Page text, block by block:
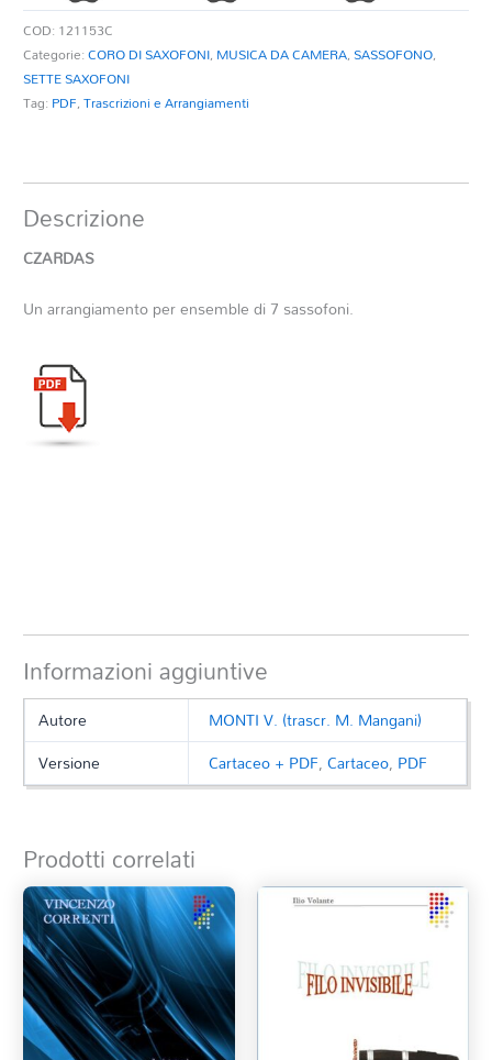
COD: 121153C
Categorie:CORO DI SAXOFONI, MUSICA DA CAMERA,SASSOFONO,
SETTE SAXOFONI
Tag: PDF,Trascrizioni e Arrangiamenti
Descrizione
CZARDAS
Un arrangiamento per ensemble di 7 sassofoni.
Informazioni aggiuntive
Autore
MONTI V. (trascr. M. Mangani)
Versione
Cartaceo + PDF,Cartaceo, PDF
Prodotti correlati